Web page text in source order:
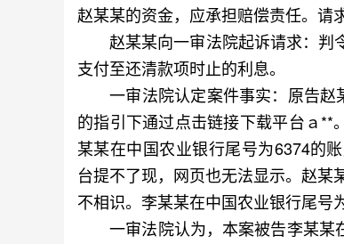
赵某某的资金，应承担赔偿责任。请
赵某某向一审法院起诉请求：判令
支付至还清款项时止的利息。
一审法院认定案件事实：原告赵
的指引下通过点击链接下载平台ａ**
某某在中国农业银行尾号为6374的
台提不了现，网页也无法显示。赵
不相识。李某某在中国农业银行尾号
一审法院认为，本案被告李某某